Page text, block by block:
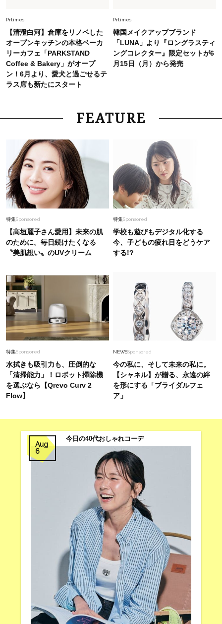
とくせ黒ワンピ】〈5選〉
Prtimes
【清澄白河】倉庫をリノベした
オープンキッチンの本格ベーカ
リーカフェ「PARKSTAND
Coffee & Bakery」がオープ
ン！6月より、愛犬と過ごせるテ
ラス席も新たにスタート
Prtimes
韓国メイクアップブランド
「LUNA」より『ロングラスティ
ングコレクター』限定セットが6
月15日（月）から発売
FEATURE
特集Sponsored
【高垣麗子さん愛用】未来の肌
のために。毎日続けたくなる
〝美肌想い〟のUVクリーム
特集Sponsored
学校も遊びもデジタル化する
今、子どもの疲れ目をどうケア
する!?
特集Sponsored
水拭きも吸引力も、圧倒的な
「清掃能力」！ロボット掃除機
を選ぶなら【Qrevo Curv 2
Flow】
NEWSSponsored
今の私に、そして未来の私に。
【シャネル】が贈る、永遠の絆
を形にする「ブライダルフェ
ア」
Aug
6
今日の40代おしゃれコーデ